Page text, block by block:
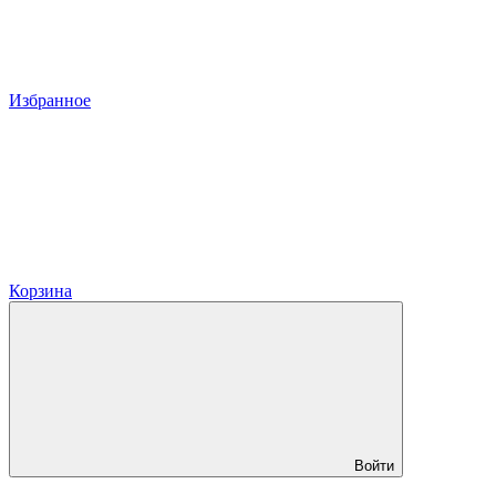
Избранное
Корзина
Войти